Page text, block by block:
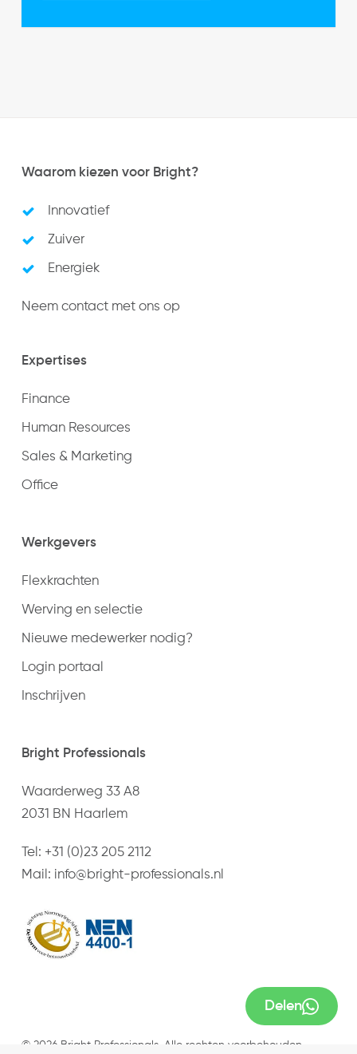
Delen
Waarom kiezen voor Bright?
Innovatief
Zuiver
Energiek
Neem contact met ons op
Expertises
Finance
Human Resources
Sales & Marketing
Office
Werkgevers
Flexkrachten
Werving en selectie
Nieuwe medewerker nodig?
Login portaal
Inschrijven
Bright Professionals
Waarderweg 33 A8
2031 BN Haarlem
Tel: +31 (0)23 205 2112
Mail: info@bright-professionals.nl
© 2026 Bright Professionals. Alle rechten voorbehouden